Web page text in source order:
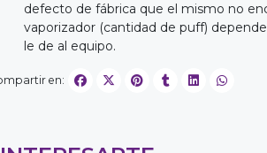
defecto de fábrica que el mismo no
vaporizador (cantidad de puff)
le de al equipo.
en: